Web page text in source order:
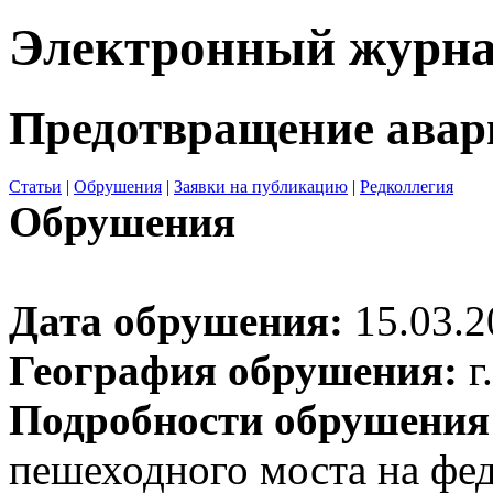
Электронный
Предотвращение
Статьи | Обрушения | Заявки на публикацию | Редколлегия
Обрушения
Дата обрушения:
География обрушения:
Подробности
пешеходного моста на